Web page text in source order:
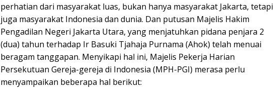
perhatian dari masyarakat luas, bukan hanya masyarakat Jakarta, tetapi
juga masyarakat Indonesia dan dunia. Dan putusan Majelis Hakim
Pengadilan Negeri Jakarta Utara, yang menjatuhkan pidana penjara 2
(dua) tahun terhadap Ir Basuki Tjahaja Purnama (Ahok) telah menuai
beragam tanggapan. Menyikapi hal ini, Majelis Pekerja Harian
Persekutuan Gereja-gereja di Indonesia (MPH-PGI) merasa perlu
menyampaikan beberapa hal berikut: